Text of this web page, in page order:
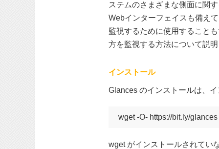
ステムのさまざまな側面に関
Webインターフェイスも備え
監視するために使用すること
方を監視する方法について説明
インストール
Glances のインストールは、
wget -O- https://bit.ly/glances
wget がインストールされてい